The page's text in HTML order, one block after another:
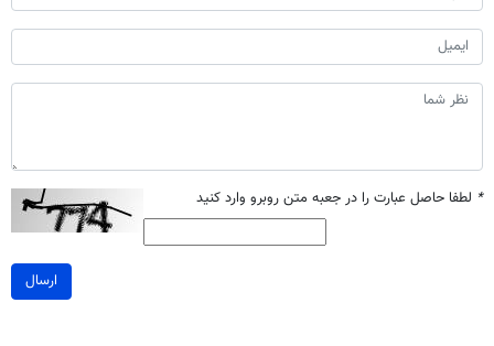
* لطفا حاصل عبارت را در جعبه متن روبرو وارد کنید
ارسال